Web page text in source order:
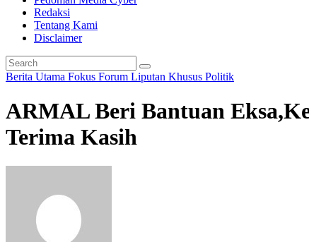
Redaksi
Tentang Kami
Disclaimer
Berita Utama Fokus Forum Liputan Khusus Politik
ARMAL Beri Bantuan
Terima Kasih